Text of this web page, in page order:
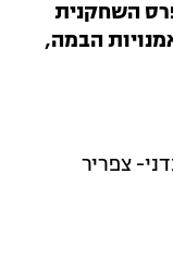
השחקנית
הבמה,
צפריר